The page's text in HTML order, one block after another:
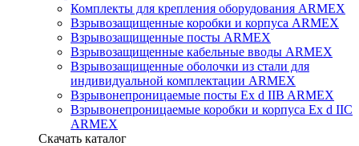
Комплекты для крепления оборудования ARMEX
Взрывозащищенные коробки и корпуса ARMEX
Взрывозащищенные посты ARMEX
Взрывозащищенные кабельные вводы ARMEX
Взрывозащищенные оболочки из стали для
индивидуальной комплектации ARMEX
Взрывонепроницаемые посты Ex d IIB ARMEX
Взрывонепроницаемые коробки и корпуса Ex d IIС
ARMEX
Скачать каталог